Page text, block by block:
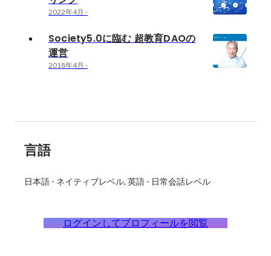
2022年4月 -
Society5.0に臨む 超教育DAOの
運営
2018年4月 -
言語
日本語 - ネイティブレベル 英語 - 日常会話レベル
ログインしてプロフィールを閲覧